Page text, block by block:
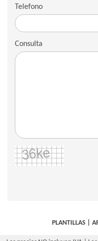
Telefono
Consulta
PLANTILLAS